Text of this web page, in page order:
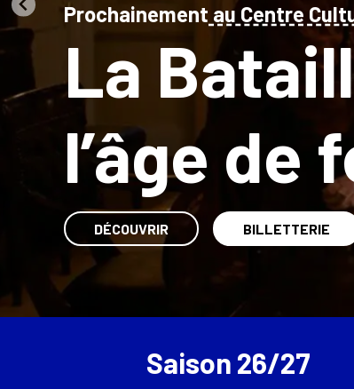
Prochainement au Centre
La
l’âge de
DÉCOUVRIR BILLETTERIE
Saison 26/27